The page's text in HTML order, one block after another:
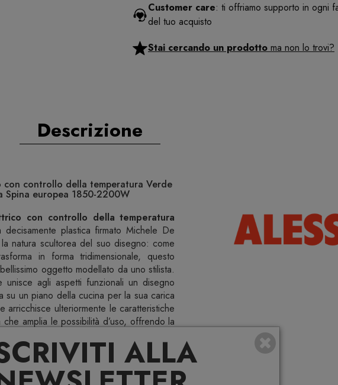
ALLA
Customer care: ti offriamo supporto in ogni
del tuo acquisto
Stai cercando un prodotto ma non lo trovi?
Descrizione
con controllo della temperatura Verde
Spina europea 1850-2200W
con controllo della temperatura
decisamente plastica firmato Michele De
natura scultorea del suo disegno: come
in forma tridimensionale, questo
oggetto modellato da uno stilista.
agli aspetti funzionali un disegno
su un piano della cucina per la sua carica
arricchisce ulteriormente le caratteristiche
amplia le possibilità d’uso, offrendo la
l’acqua bollente risulta eccessivamente
capolavoro di design per la tua cucina.
la tua cucina in una passerella di
bollitore tridimensionale è un oggetto da